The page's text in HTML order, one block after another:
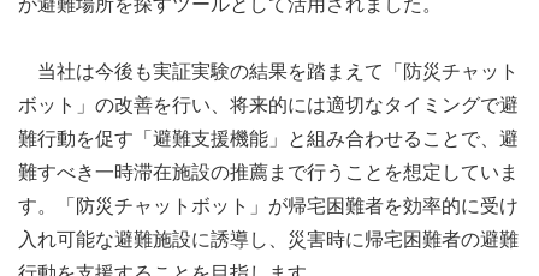
が避難場所を探すツールとして活用されました。
当社は今後も実証実験の結果を踏まえて「防災チャット
ボット」の改善を行い、将来的には適切なタイミングで避
難行動を促す「避難支援機能」と組み合わせることで、避
難すべき一時滞在施設の推薦まで行うことを想定していま
す。「防災チャットボット」が帰宅困難者を効率的に受け
入れ可能な避難施設に誘導し、災害時に帰宅困難者の避難